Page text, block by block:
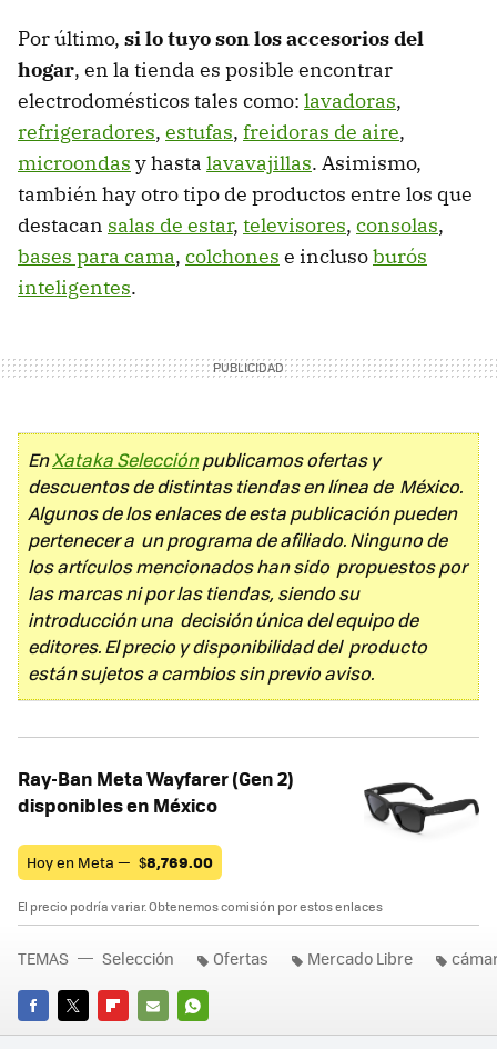
Por último, si lo tuyo son los accesorios del
hogar, en la tienda es posible encontrar
electrodomésticos tales como: lavadoras,
refrigeradores, estufas, freidoras de aire,
microondas y hasta lavavajillas. Asimismo,
también hay otro tipo de productos entre los que
destacan salas de estar, televisores, consolas,
bases para cama, colchones e inclusoburós
inteligentes.
EnXataka Selecciónpublicamos ofertas y
descuentos de distintas tiendas en línea de México.
Algunos de los enlaces de esta publicación pueden
pertenecer a un programa de afiliado. Ninguno de
los artículos mencionados han sido propuestos por
las marcas ni por las tiendas, siendo su
introducción una decisión única del equipo de
editores. El precio y disponibilidad del producto
están sujetos a cambios sin previo aviso.
Ray-Ban Meta Wayfarer (Gen 2)
disponibles en México
Hoy en Meta — $8,769.00
El precio podría variar. Obtenemos comisión por estos enlaces
FACEBOOK
TWITTERFLIPBOARD
E-
WHATSAPP
TEMAS Selección Ofertas Mercado Libre